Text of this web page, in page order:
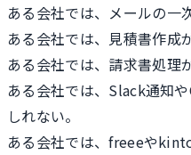
ある会社では、メールの一
ある会社では、見積書作成
ある会社では、請求書処理
ある会社では、Slack通知
しれない。
ある会社では、freeeや